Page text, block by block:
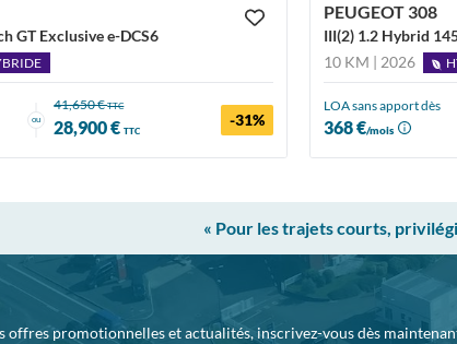
GT Exclusive e-DCS6
ou
41,650 €TTC
28,900 €TTC
-31%
PEUGEOT 308
III(2) 1.2 Hybrid
10 KM | 2026
LOA sans apport dès
368 €/mois
« Pour les trajets courts,
offres promotionnelles et actualités, inscrivez-vous dès